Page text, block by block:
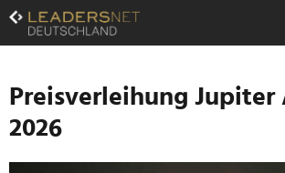
Zum
Inhalt
Zur
Navigation
Zur
Hauptnavigation
Preisverleihung Jupiter
2026